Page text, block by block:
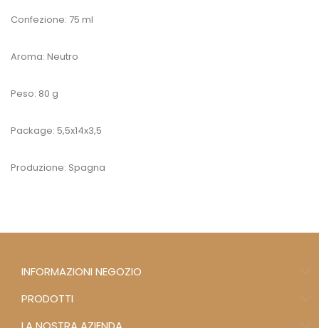
Confezione: 75 ml
Aroma: Neutro
Peso: 80 g
Package: 5,5x14x3,5
Produzione: Spagna
INFORMAZIONI NEGOZIO
PRODOTTI